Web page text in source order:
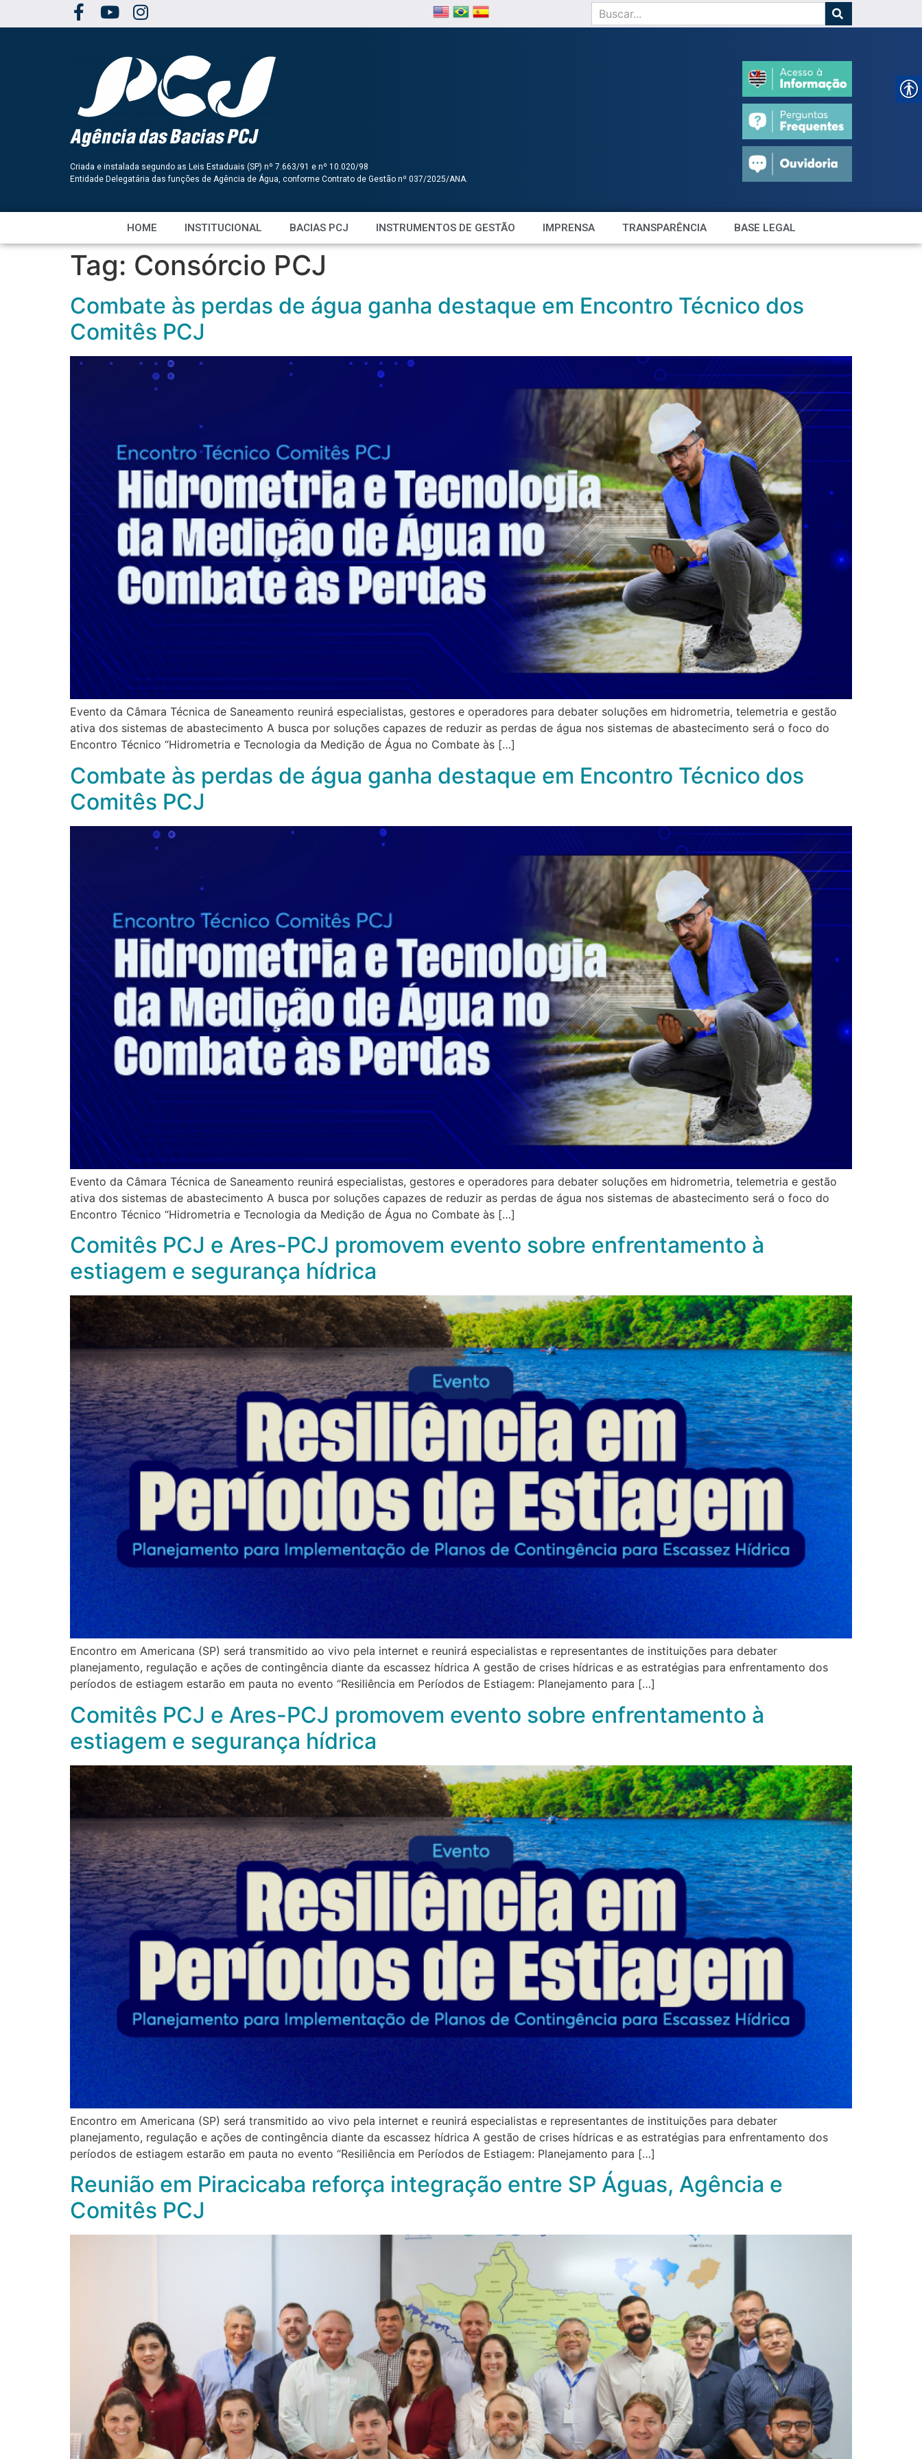
Criada e instalada segundo as Leis Estaduais (SP) nº 7.663/91 e nº 10.020/98
Entidade Delegatária das funções de Agência de Água, conforme Contrato de Gestão nº 037/2025/ANA.
HOME INSTITUCIONAL BACIAS PCJ INSTRUMENTOS DE GESTÃO IMPRENSA TRANSPARÊNCIA BASE LEGAL
Tag: Consórcio PCJ
Combate às perdas de água ganha destaque em Encontro Técnico dos
Comitês PCJ
Evento da Câmara Técnica de Saneamento reunirá especialistas, gestores e operadores para debater soluções em hidrometria, telemetria e gestão
ativa dos sistemas de abastecimento A busca por soluções capazes de reduzir as perdas de água nos sistemas de abastecimento será o foco do
Encontro Técnico “Hidrometria e Tecnologia da Medição de Água no Combate às […]
Combate às perdas de água ganha destaque em Encontro Técnico dos
Comitês PCJ
Evento da Câmara Técnica de Saneamento reunirá especialistas, gestores e operadores para debater soluções em hidrometria, telemetria e gestão
ativa dos sistemas de abastecimento A busca por soluções capazes de reduzir as perdas de água nos sistemas de abastecimento será o foco do
Encontro Técnico “Hidrometria e Tecnologia da Medição de Água no Combate às […]
Comitês PCJ e Ares-PCJ promovem evento sobre enfrentamento à
estiagem e segurança hídrica
Encontro em Americana (SP) será transmitido ao vivo pela internet e reunirá especialistas e representantes de instituições para debater
planejamento, regulação e ações de contingência diante da escassez hídrica A gestão de crises hídricas e as estratégias para enfrentamento dos
períodos de estiagem estarão em pauta no evento “Resiliência em Períodos de Estiagem: Planejamento para […]
Comitês PCJ e Ares-PCJ promovem evento sobre enfrentamento à
estiagem e segurança hídrica
Encontro em Americana (SP) será transmitido ao vivo pela internet e reunirá especialistas e representantes de instituições para debater
planejamento, regulação e ações de contingência diante da escassez hídrica A gestão de crises hídricas e as estratégias para enfrentamento dos
períodos de estiagem estarão em pauta no evento “Resiliência em Períodos de Estiagem: Planejamento para […]
Reunião em Piracicaba reforça integração entre SP Águas, Agência e
Comitês PCJ